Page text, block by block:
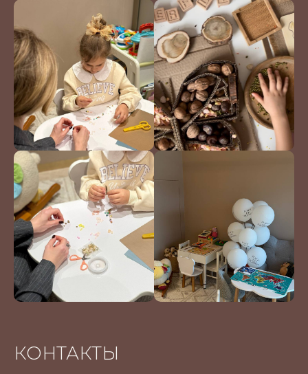
КОНТАКТЫ